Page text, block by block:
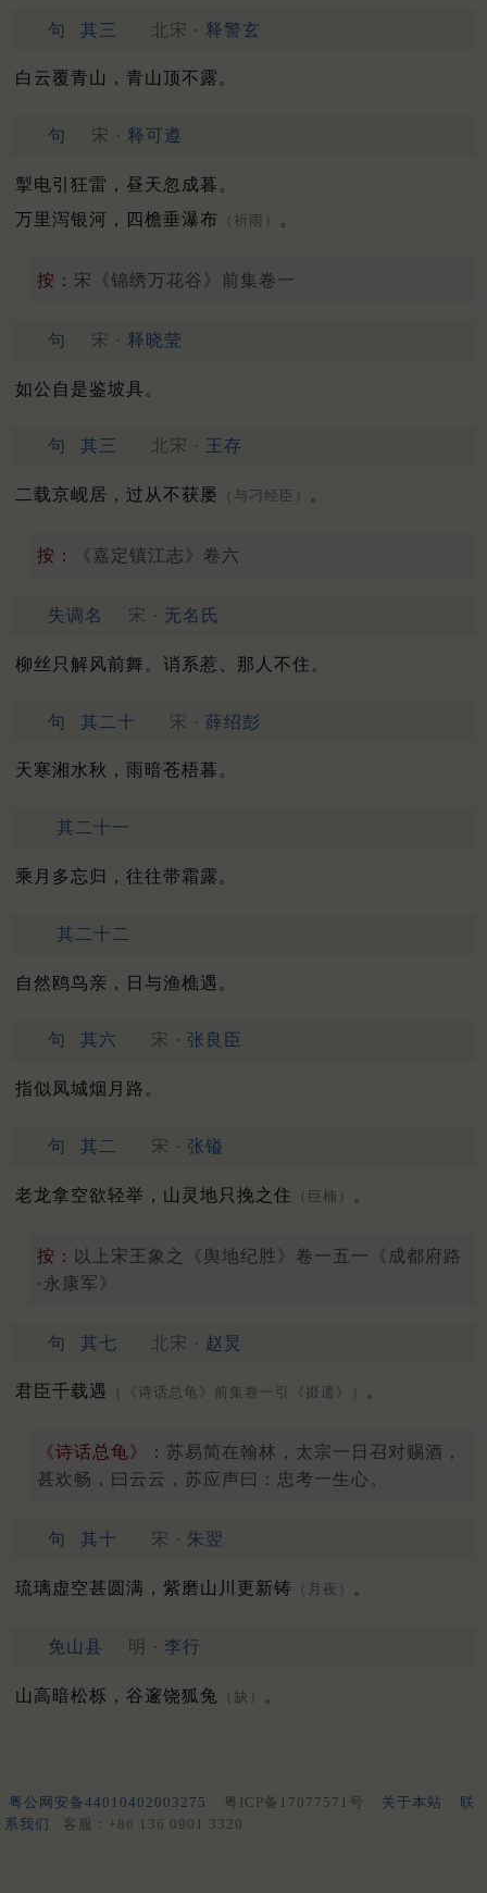
句 其三 北宋 · 释警玄
白云覆青山，青山顶不露。
句 宋 · 释可遵
掣电引狂雷，昼天忽成暮。
万里泻银河，四檐垂瀑布
（祈雨） 。
按： 宋《锦绣万花谷》前集卷一
句 宋 · 释晓莹
如公自是鉴坡具。
句 其三 北宋 · 王存
二载京岘居，过从不获屡 （与刁经臣） 。
按： 《嘉定镇江志》卷六
失调名 宋 · 无名氏
柳丝只解风前舞。诮系惹、那人不住。
句 其二十 宋 · 薛绍彭
天寒湘水秋，雨暗苍梧暮。
其二十一
乘月多忘归，往往带霜露。
其二十二
自然鸥鸟亲，日与渔樵遇。
句 其六 宋 · 张良臣
指似凤城烟月路。
句 其二 宋 · 张镒
老龙拿空欲轻举，山灵地只挽之住 （巨楠） 。
按：
以上宋王象之《舆地纪胜》卷一五一《成都府路
·永康军》
句 其七 北宋 · 赵炅
君臣千载遇 （《诗话总龟》前集卷一引《掇遗》） 。
《诗话总龟》： 苏易简在翰林，太宗一日召对赐酒，
甚欢畅，曰云云，苏应声曰：忠考一生心。
句 其十 宋 · 朱翌
琉璃虚空甚圆满，紫磨山川更新铸 （月夜） 。
免山县 明 · 李行
山高暗松栎，谷邃饶狐兔 （缺） 。
粤公网安备44010402003275 粤ICP备17077571号 关于本站
联
系我们
客服：+86 136 0901 3320